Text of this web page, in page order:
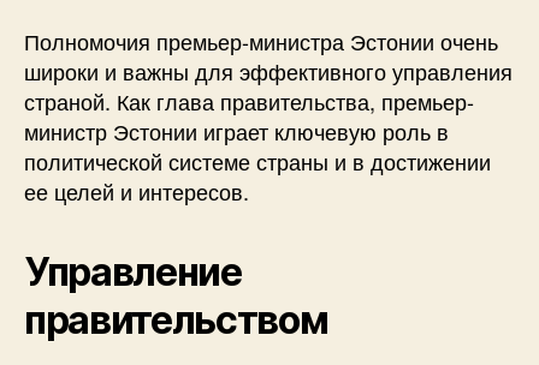
Полномочия премьер-министра Эстонии очень
широки и важны для эффективного управления
страной. Как глава правительства, премьер-
министр Эстонии играет ключевую роль в
политической системе страны и в достижении
ее целей и интересов.
Управление
правительством